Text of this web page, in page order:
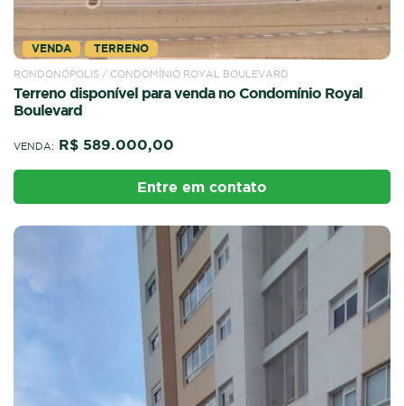
VENDA TERRENO
RONDONÓPOLIS / CONDOMÍNIO ROYAL BOULEVARD
Terreno disponível para venda no Condomínio Royal
Boulevard
VENDA: R$ 589.000,00
Entre em contato